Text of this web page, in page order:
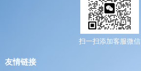
扫一扫添加客服微信
友情链接